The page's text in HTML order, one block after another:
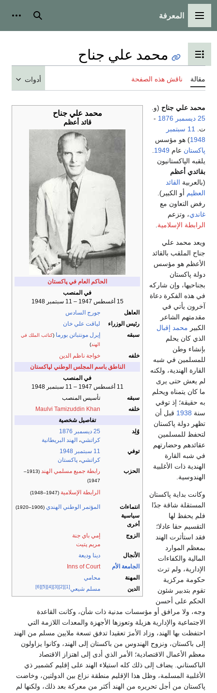
القائمة الرئيسية
المعرفة بحث
تبديل عرض جدول المحتويات
محمد علي جناح
مقالة ناقش هذه الصفحة أدوات
محمد علي جناح
قائد أعظم
الحاكم العام في پاكستان
في المنصب
15 أغسطس 1947 – 11 سبتمبر 1948
العاهل
جورج السادس
رئيس الوزراء
لياقت علي خان
سبقه
إيرل مونتباتن بورما (كنائب الملك في
الهند)
خلفه
خواجة ناظم الدين
الناطق باسم المجلس الوطني لپاكستان
في المنصب
11 أغسطس 1947 – 11 سبتمبر 1948
سبقه
تأسيس المنصب
خلفه
Maulvi Tamizuddin Khan
تفاصيل شخصية
وُلِد
25 ديسمبر
1876
كراتشي، الهند البريطانية
توفي
11 سبتمبر
1948
كراتشي، پاكستان
الحزب
رابطة جميع مسلمي الهند
(1913–
1947)
الرابطة الإسلامية (1947–1948)
انتماءات
سياسية
أخرى
المؤتمر الوطني الهندي (1906–1920)
الزوج
إمي باي جنة
مريم پتيت
الأنجال
دينا وديعة
الجامعة الأم
Inns of Court
المهنة
محامي
الدين
مسلم شيعي[1]
[2]
[3]
[4]
[5]
[6]
محمد علي جناح (و.
25 ديسمبر
1876
-
ت.
11 سبتمبر
1948) هو مؤسس
پاكستان عام 1949
يلقبه الپاكستانيون
بقائدي أعظم
(بالعربية القائد
العظيم أو الكبير).
رفض التعاون مع
غاندي، وتزعم
الرابطة الإسلامية
ويعد محمد علي
جناح الملقب بالقائد
الأعظم هو مؤسس
دولة پاكستان
بجناحيها، وإن شاركه
في هذه الفكرة دعاة
آخرون يأتي في
مقدمتهم الشاعر
الكبير محمد إقبال
الذي كان يحلم
بإنشاء وطن
للمسلمين في شبه
القارة الهندية، ولكنه
لم يعش حتى يرى
ما كان يتمناه ويحلم
به حقيقة؛ إذ توفي
سنة 1938 قبل أن
تظهر دولة پاكستان
لتحفظ للمسلمين
عقائدهم وحضارتهم
في شبه القارة
الهندية ذات الأغلبية
الهندوسية.
وكانت بداية پاكستان
المستقلة شاقة جدًا
فلم يحفظ لها
التقسيم حقا عادلا؛
فقد استأثرت الهند
بمعظم الموارد
المالية والكفاءات
الإدارية، ولم ترث
حكومة مركزية
تقوم بتدبير شئون
الحكم على أحسن
وجه، ولا مرافق أو مؤسسات مدنية ذات شأن، وكانت القاعدة
الاجتماعية والإدارية هزيلة وتعوزها الأجهزة والمعدات اللازمة التي
احتفظت بها الهند، وزاد الأمرَ تعقيدا تدفق تسعة ملايين مسلم من الهند
إلى باكستان، ونزوح الهندوس من باكستان إلى الهند، وكانوا يزاولون
معظم الأعمال الاقتصادية؛ الأمر الذي أدى إلى اهتزاز الاقتصاد
الباكستاني. يضاف إلى ذلك كله استيلاء الهند على إقليم كشمير ذي
الأغلبية المسلمة، وظل هذا الإقليم منطقة نزاع بين الدولتين، وخاضت
پاكستان من أجل تحريره من الهند أكثر من معركة بعد ذلك، ولكنها لم